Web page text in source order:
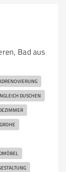
Bad aus
DUSCHEN